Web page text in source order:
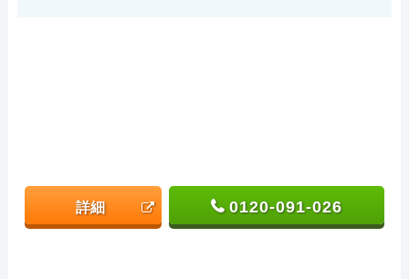
詳細 0120-091-026